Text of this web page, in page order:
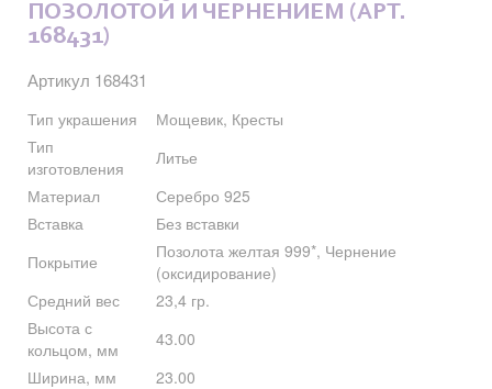
ПОЗОЛОТОЙ И ЧЕРНЕНИЕМ (АРТ.
168431)
Артикул 168431
Тип украшения
Мощевик, Кресты
Тип
изготовления
Литье
Материал
Серебро 925
Вставка
Без вставки
Покрытие
Позолота желтая 999*, Чернение
(оксидирование)
Средний вес
23,4 гр.
Высота с
кольцом, мм
43.00
Ширина, мм
23.00